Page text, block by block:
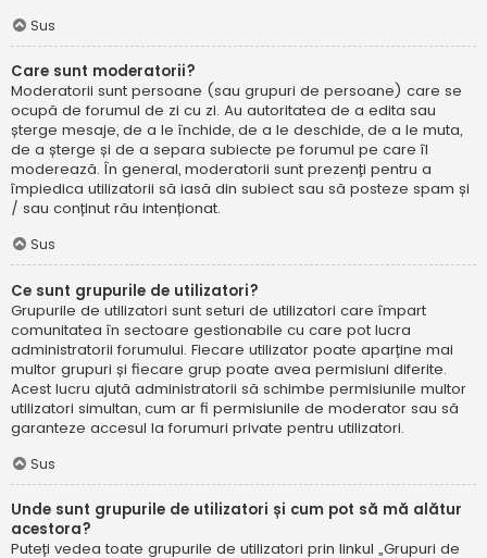
Sus
Care sunt moderatorii?
Moderatorii sunt persoane (sau grupuri de persoane) care se
ocupă de forumul de zi cu zi. Au autoritatea de a edita sau
șterge mesaje, de a le închide, de a le deschide, de a le muta,
de a șterge și de a separa subiecte pe forumul pe care îl
moderează. În general, moderatorii sunt prezenți pentru a
împiedica utilizatorii să iasă din subiect sau să posteze spam și
/ sau conținut rău intenționat.
Sus
Ce sunt grupurile de utilizatori?
Grupurile de utilizatori sunt seturi de utilizatori care împart
comunitatea în sectoare gestionabile cu care pot lucra
administratorii forumului. Fiecare utilizator poate aparține mai
multor grupuri și fiecare grup poate avea permisiuni diferite.
Acest lucru ajută administratorii să schimbe permisiunile multor
utilizatori simultan, cum ar fi permisiunile de moderator sau să
garanteze accesul la forumuri private pentru utilizatori.
Sus
Unde sunt grupurile de utilizatori și cum pot să mă alătur
acestora?
Puteți vedea toate grupurile de utilizatori prin linkul „Grupuri de